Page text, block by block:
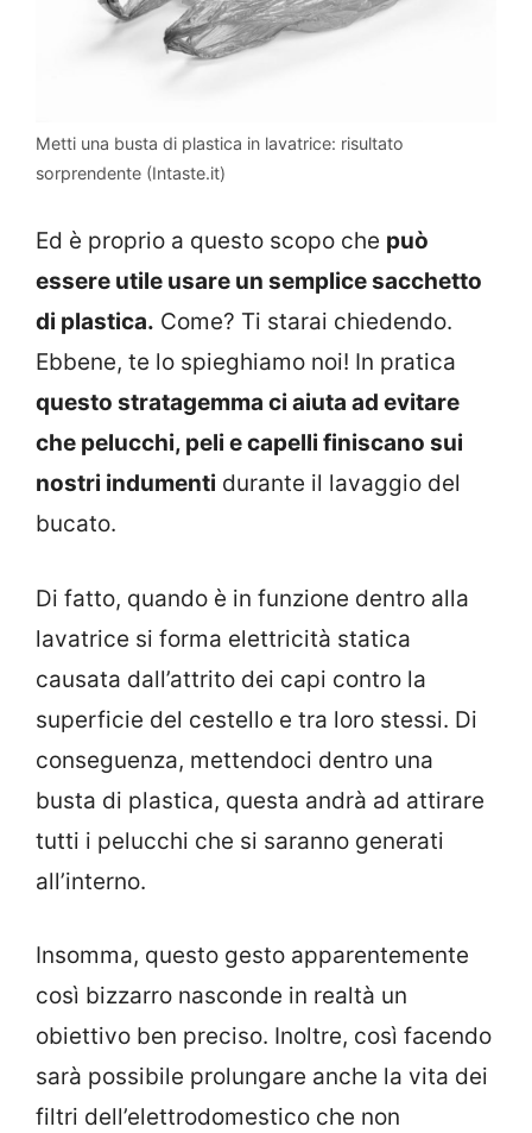
Metti una busta di plastica in lavatrice: risultato
sorprendente (Intaste.it)
Ed è proprio a questo scopo che può
essere utile usare un semplice sacchetto
di plastica. Come? Ti starai chiedendo.
Ebbene, te lo spieghiamo noi! In pratica
questo stratagemma ci aiuta ad evitare
che pelucchi, peli e capelli finiscano sui
nostri indumenti durante il lavaggio del
bucato.
Di fatto, quando è in funzione dentro alla
lavatrice si forma elettricità statica
causata dall’attrito dei capi contro la
superficie del cestello e tra loro stessi. Di
conseguenza, mettendoci dentro una
busta di plastica, questa andrà ad attirare
tutti i pelucchi che si saranno generati
all’interno.
Insomma, questo gesto apparentemente
così bizzarro nasconde in realtà un
obiettivo ben preciso. Inoltre, così facendo
sarà possibile prolungare anche la vita dei
filtri dell’elettrodomestico che non